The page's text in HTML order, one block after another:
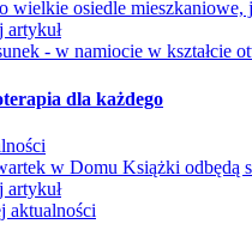
wielkie osiedle mieszkaniowe,
artykuł
dla każdego
w Domu Książki odbędą
artykuł
aktualności